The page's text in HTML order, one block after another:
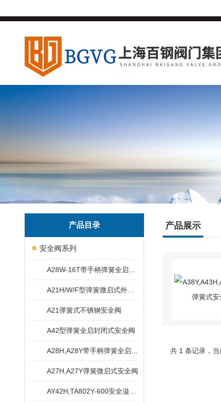
产品目录
安全阀系列
A21弹簧式不锈钢安全阀
A42型弹簧全启封闭式安全阀
A27H,A27Y弹簧微启式安全阀
产品展示
共 1 条记录，